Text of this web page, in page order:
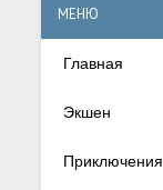
МЕНЮ
Главная
Экшен
Приключения